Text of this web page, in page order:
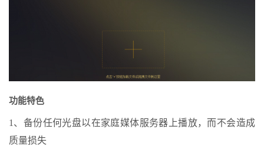
功能特色
1、备份任何光盘以在家庭媒体服务器上播放，而不会造成
质量损失